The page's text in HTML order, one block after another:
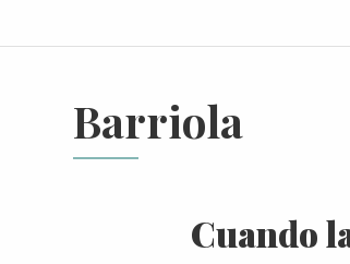
Barriola
Cuando